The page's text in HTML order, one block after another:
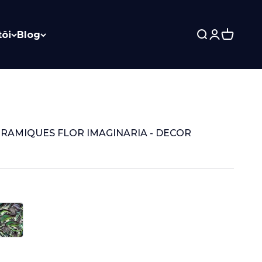
Blog Search
Login
Cart
FLOR IMAGINARIA - DECOR